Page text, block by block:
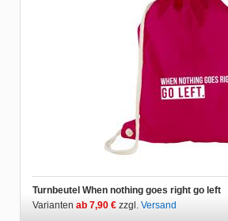
Turnbeutel When nothing goes right go left
Varianten ab 7,90 € zzgl. Versand